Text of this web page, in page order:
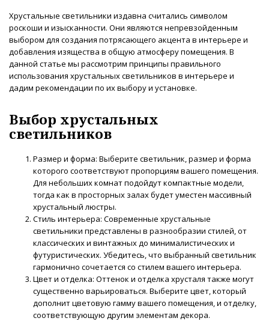
Хрустальные светильники издавна считались символом
роскоши и изысканности. Они являются непревзойденным
выбором для создания потрясающего акцента в интерьере и
добавления изящества в общую атмосферу помещения. В
данной статье мы рассмотрим принципы правильного
использования хрустальных светильников в интерьере и
дадим рекомендации по их выбору и установке.
Выбор хрустальных
светильников
Размер и форма: Выберите светильник, размер и форма
которого соответствуют пропорциям вашего помещения.
Для небольших комнат подойдут компактные модели,
тогда как в просторных залах будет уместен массивный
хрустальный люстры.
Стиль интерьера: Современные хрустальные
светильники представлены в разнообразии стилей, от
классических и винтажных до минималистических и
футуристических. Убедитесь, что выбранный светильник
гармонично сочетается со стилем вашего интерьера.
Цвет и отделка: Оттенок и отделка хрусталя также могут
существенно варьироваться. Выберите цвет, который
дополнит цветовую гамму вашего помещения, и отделку,
соответствующую другим элементам декора.